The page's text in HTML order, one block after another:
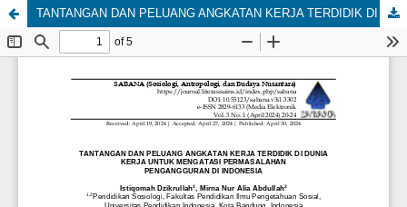
TANTANGAN DAN PELUANG ANGKATAN KERJA TERDIDIK DI DUNIA KERJA UNTUK MENGATASI PERMASALAHAN PENGANGGURAN DI INDONESIA